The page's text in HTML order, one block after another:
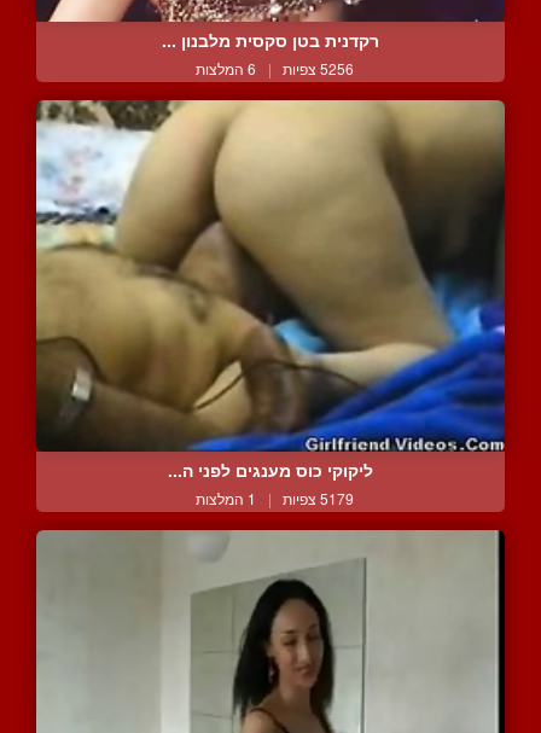
רקדנית בטן סקסית מלבנון ...
5256 צפיות | 6 המלצות
ליקוקי כוס מענגים לפני ה...
5179 צפיות | 1 המלצות